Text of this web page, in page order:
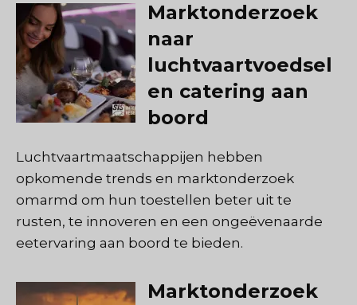
Marktonderzoek
naar
luchtvaartvoedsel
en catering aan
boord
Luchtvaartmaatschappijen hebben
opkomende trends en marktonderzoek
omarmd om hun toestellen beter uit te
rusten, te innoveren en een ongeëvenaarde
eetervaring aan boord te bieden.
Marktonderzoek